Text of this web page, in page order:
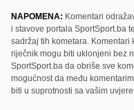
NAPOMENA: Komentari
i stavove portala SportSport.ba
sadržaj tih kometara.
riječnik mogu biti uklonjeni bez
SportSport.ba da obriše sve
mogućnost da među
biti u suprotnosti sa vašim